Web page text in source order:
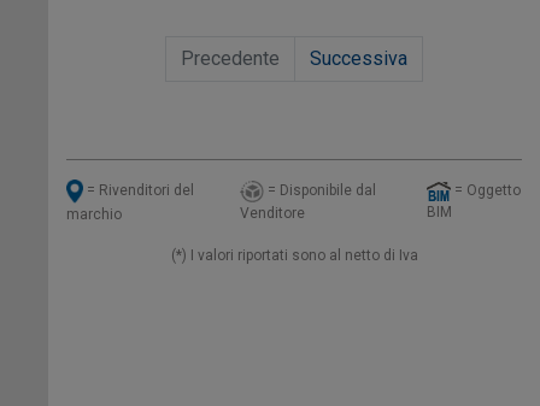
Precedente Successiva
= Rivenditori del
marchio
= Disponibile dal
Venditore
= Oggetto
BIM
(*) I valori riportati sono al netto di Iva